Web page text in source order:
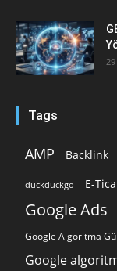
Tags
AMP Backlink
duckduckgo E-
Google Ads
Google Algoritma
Google